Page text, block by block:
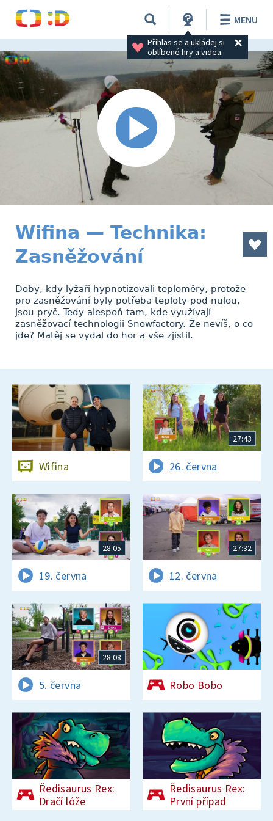
Přihlas se a ukládej si
oblíbené hry a videa.
MENU
Wifina — Technika:
Zasněžování
Doby, kdy lyžaři hypnotizovali teploměry, protože
pro zasněžování byly potřeba teploty pod nulou,
jsou pryč. Tedy alespoň tam, kde využívají
zasněžovací technologii Snowfactory. Že nevíš, o co
jde? Matěj se vydal do hor a vše zjistil.
Wifina
27:43
26. června
28:05
19. června
27:32
12. června
28:08
5. června Robo Bobo
Ředisaurus Rex:
Dračí lóže
Ředisaurus Rex:
První případ